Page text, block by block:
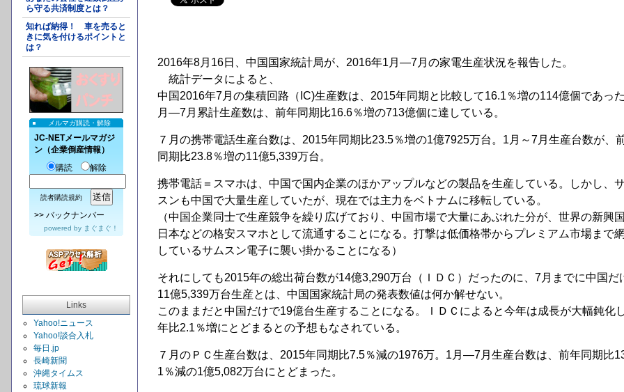
ら守る共済制度とは？
知れば納得！ 車を売ると
きに気を付けるポイントと
は？
メルマガ購読・解除
JC-NETメールマガジ
ン（企業倒産情報）
購読
解除
読者購読規約
>> バックナンバー
powered by まぐまぐ！
Links
Yahoo!ニュース
Yahoo!談合入札
毎日.jp
長崎新聞
沖縄タイムス
琉球新報
2016年8月16日、中国国家統計局が、2016年1月―7月の家電生産状況を報告した。
統計データによると、
中国2016年7月の集積回路（IC)生産数は、2015年同期と比較して16.1％増の114億個であっ
月―7月累計生産数は、前年同期比16.6％増の713億個に達している。
７月の携帯電話生産台数は、2015年同期比23.5％増の1億7925万台。1月～7月生産台数が、
同期比23.8％増の11億5,339万台。
携帯電話＝スマホは、中国で国内企業のほかアップルなどの製品を生産している。しかし、
スンも中国で大量生産していたが、現在では主力をベトナムに移転している。
（中国企業同士で生産競争を繰り広げており、中国市場で大量にあぶれた分が、世界の新興
日本などの格安スマホとして流通することになる。打撃は低価格帯からプレミアム市場まで
しているサムスン電子に襲い掛かることになる）
それにしても2015年の総出荷台数が14億3,290万台（ＩＤＣ）だったのに、7月までに中国だ
11億5,339万台生産とは、中国国家統計局の発表数値は何か解せない。
このままだと中国だけで19億台生産することになる。ＩＤＣによると今年は成長が大幅鈍化
年比2.1％増にとどまるとの予想もなされている。
７月のＰＣ生産台数は、2015年同期比7.5％減の1976万。1月―7月生産台数は、前年同期比
1％減の1億5,082万台にとどまった。